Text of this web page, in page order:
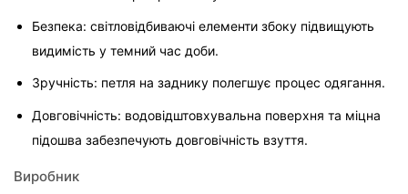
Безпека: світловідбиваючі елементи збоку підвищують
видимість у темний час доби.
Зручність: петля на заднику полегшує процес одягання.
Довговічність: водовідштовхувальна поверхня та міцна
підошва забезпечують довговічність взуття.
Виробник